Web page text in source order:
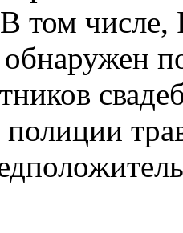
том числе,